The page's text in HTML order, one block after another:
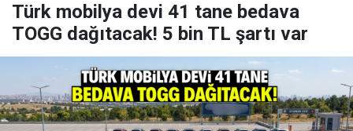
Türk mobilya devi 41 tane bedava
TOGG dağıtacak! 5 bin TL şartı var